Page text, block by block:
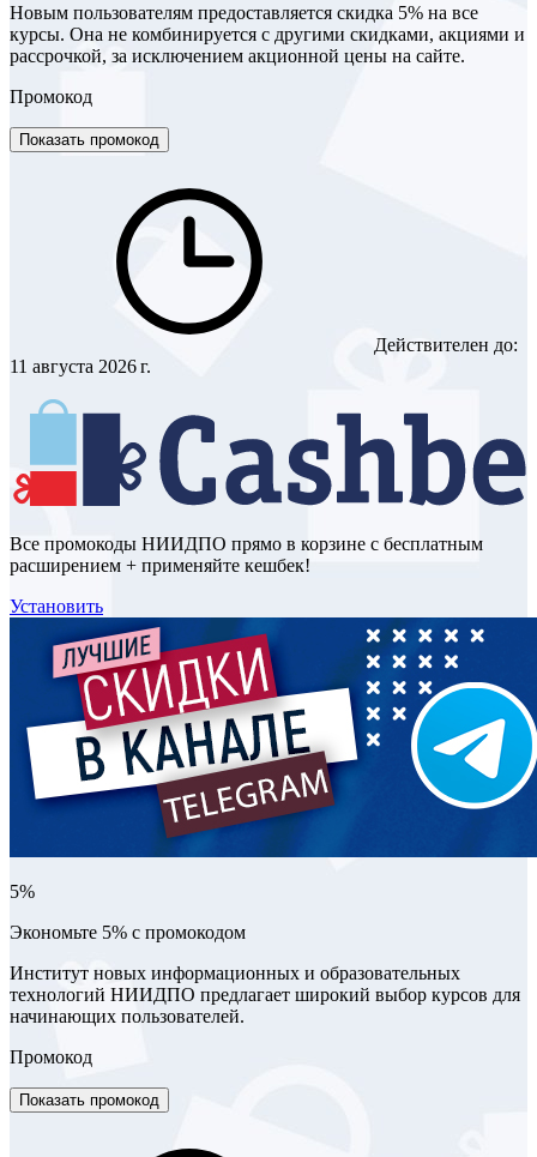
Новым пользователям предоставляется скидка 5% на все
курсы. Она не комбинируется с другими скидками, акциями и
рассрочкой, за исключением акционной цены на сайте.
Промокод
Показать промокод
Действителен до:
11 августа 2026 г.
Все промокоды НИИДПО прямо в корзине с бесплатным
расширением + применяйте кешбек!
Установить
5%
Экономьте 5% с промокодом
Институт новых информационных и образовательных
технологий НИИДПО предлагает широкий выбор курсов для
начинающих пользователей.
Промокод
Показать промокод